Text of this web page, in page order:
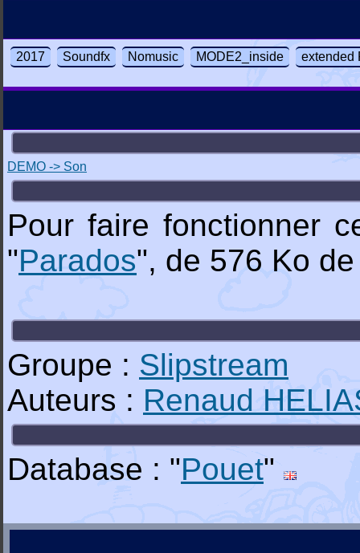
2017 Soundfx Nomusic MODE2_inside extended
DEMO -> Son
Pour faire fonctionner
"Parados", de 576 Ko
Groupe : Slipstream
Auteurs : Renaud
Database : "Pouet"